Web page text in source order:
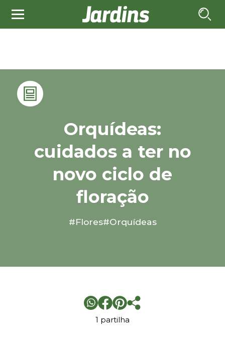
Orquídeas:
cuidados a ter no
novo ciclo de
floração
#Flores#Orquídeas
1 partilha